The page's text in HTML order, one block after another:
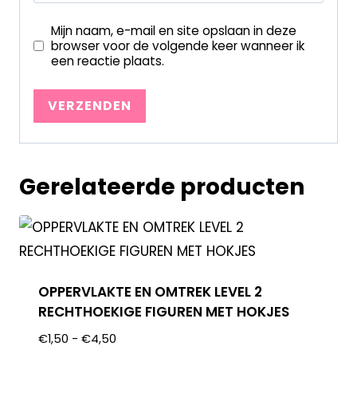
Mijn naam, e-mail en site opslaan in deze
browser voor de volgende keer wanneer ik
een reactie plaats.
Gerelateerde producten
OPPERVLAKTE EN OMTREK LEVEL 2
RECHTHOEKIGE FIGUREN MET HOKJES
€1,50 - €4,50